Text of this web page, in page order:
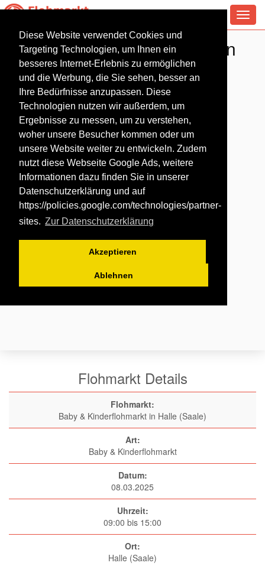
Diese Website verwendet Cookies und
Targeting Technologien, um Ihnen ein
besseres Internet-Erlebnis zu ermöglichen
und die Werbung, die Sie sehen, besser an
Ihre Bedürfnisse anzupassen. Diese
Technologien nutzen wir außerdem, um
Ergebnisse zu messen, um zu verstehen,
woher unsere Besucher kommen oder um
unsere Website weiter zu entwickeln. Zudem
nutzt diese Webseite Google Ads, weitere
Informationen dazu finden Sie in unserer
Datenschutzerklärung und auf
https://policies.google.com/technologies/partner-
sites. Zur Datenschutzerklärung
Akzeptieren
Ablehnen
Baby & Kinderflohmarkt in
Halle (Saale)
Flohmarkt Details
Flohmarkt:
Baby & Kinderflohmarkt in Halle (Saale)
Art:
Baby & Kinderflohmarkt
Datum:
08.03.2025
Uhrzeit:
09:00 bis 15:00
Ort:
Halle (Saale)